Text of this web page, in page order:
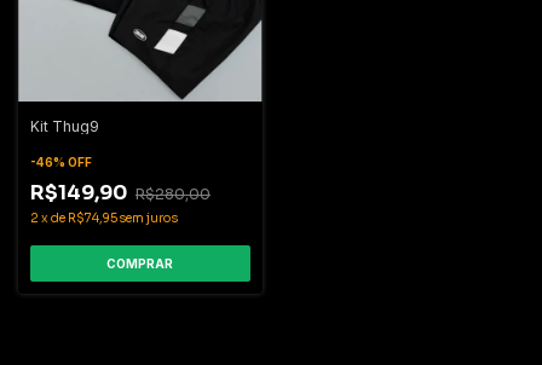
Kit Thug9
-46% OFF
R$149,90 R$280,00
2 xde R$74,95sem juros
COMPRAR